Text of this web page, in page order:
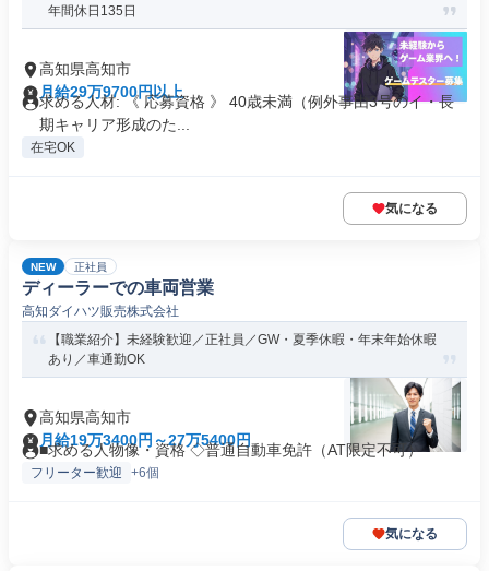
年間休日135日
高知県高知市
月給29万9700円以上
求める人材: 《 応募資格 》 40歳未満（例外事由3号のイ・長
期キャリア形成のた...
在宅OK
気になる
NEW 正社員
ディーラーでの車両営業
高知ダイハツ販売株式会社
【職業紹介】未経験歓迎／正社員／GW・夏季休暇・年末年始休暇
あり／車通勤OK
高知県高知市
月給19万3400円～27万5400円
■求める人物像・資格 ◇普通自動車免許（AT限定不可）
フリーター歓迎 +6個
気になる